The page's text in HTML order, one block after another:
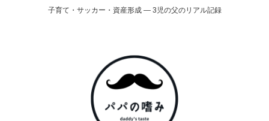
子育て・サッカー・資産形成 ― 3児の父のリアル記録